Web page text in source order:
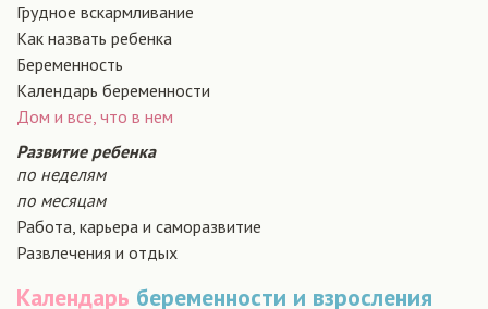
Грудное вскармливание
Как назвать ребенка
Беременность
Календарь беременности
Дом и все, что в нем
Развитие ребенка
по неделям
по месяцам
Работа, карьера и саморазвитие
Развлечения и отдых
Календарь беременности и взросления